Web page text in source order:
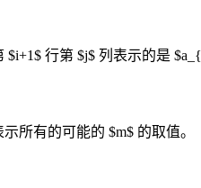
行第 $j$ 列表示的是
所有的可能的 $m$ 的取值。